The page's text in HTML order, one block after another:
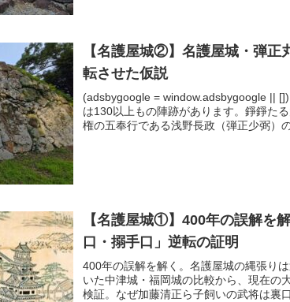
【名護屋城②】名護屋城・弾正
転させた仮説
(adsbygoogle = window.adsbygoogle ||
は130以上もの陣跡があります。錚錚た
権の五奉行である浅野長政（弾正少弼）
【名護屋城①】400年の誤解を
口・搦手口」逆転の証明
400年の誤解を解く。名護屋城の縄張り
いた中津城・福岡城の比較から、現在の
検証。なぜ加藤清正ら子飼いの武将は裏